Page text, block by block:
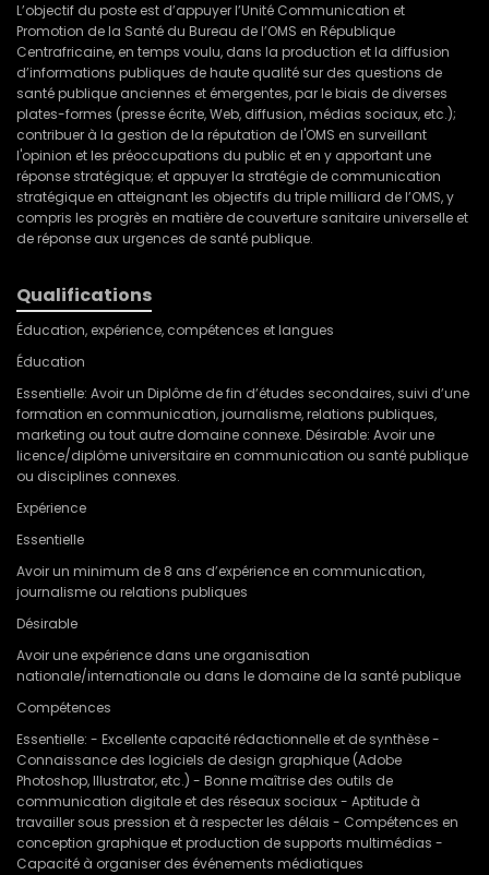
L’objectif du poste est d’appuyer l’Unité Communication et
Promotion de la Santé du Bureau de l’OMS en République
Centrafricaine, en temps voulu, dans la production et la diffusion
d’informations publiques de haute qualité sur des questions de
santé publique anciennes et émergentes, par le biais de diverses
plates-formes (presse écrite, Web, diffusion, médias sociaux, etc.);
contribuer à la gestion de la réputation de l'OMS en surveillant
l'opinion et les préoccupations du public et en y apportant une
réponse stratégique; et appuyer la stratégie de communication
stratégique en atteignant les objectifs du triple milliard de l’OMS, y
compris les progrès en matière de couverture sanitaire universelle et
de réponse aux urgences de santé publique.
Qualifications
Éducation, expérience, compétences et langues
Éducation
Essentielle: Avoir un Diplôme de fin d’études secondaires, suivi d’une
formation en communication, journalisme, relations publiques,
marketing ou tout autre domaine connexe. Désirable: Avoir une
licence/diplôme universitaire en communication ou santé publique
ou disciplines connexes.
Expérience
Essentielle
Avoir un minimum de 8 ans d’expérience en communication,
journalisme ou relations publiques
Désirable
Avoir une expérience dans une organisation
nationale/internationale ou dans le domaine de la santé publique
Compétences
Essentielle: - Excellente capacité rédactionnelle et de synthèse -
Connaissance des logiciels de design graphique (Adobe
Photoshop, Illustrator, etc.) - Bonne maîtrise des outils de
communication digitale et des réseaux sociaux - Aptitude à
travailler sous pression et à respecter les délais - Compétences en
conception graphique et production de supports multimédias -
Capacité à organiser des événements médiatiques